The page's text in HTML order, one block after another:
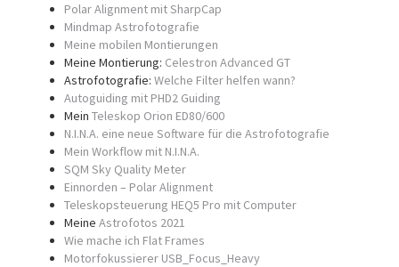
Polar Alignment mit SharpCap
Mindmap Astrofotografie
Meine mobilen Montierungen
Meine Montierung: Celestron Advanced GT
Astrofotografie: Welche Filter helfen wann?
Autoguiding mit PHD2 Guiding
Mein Teleskop Orion ED80/600
N.I.N.A. eine neue Software für die Astrofotografie
Mein Workflow mit N.I.N.A.
SQM Sky Quality Meter
Einnorden – Polar Alignment
Teleskopsteuerung HEQ5 Pro mit Computer
Meine Astrofotos 2021
Wie mache ich Flat Frames
Motorfokussierer USB_Focus_Heavy